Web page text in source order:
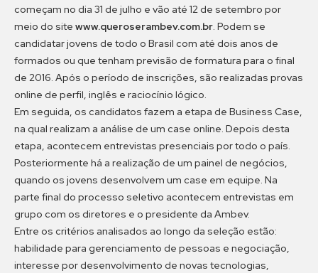
começam no dia 31 de julho e vão até 12 de setembro por
meio do site www.queroserambev.com.br. Podem se
candidatar jovens de todo o Brasil com até dois anos de
formados ou que tenham previsão de formatura para o final
de 2016. Após o período de inscrições, são realizadas provas
online de perfil, inglês e raciocínio lógico.
Em seguida, os candidatos fazem a etapa de Business Case,
na qual realizam a análise de um case online. Depois desta
etapa, acontecem entrevistas presenciais por todo o país.
Posteriormente há a realização de um painel de negócios,
quando os jovens desenvolvem um case em equipe. Na
parte final do processo seletivo acontecem entrevistas em
grupo com os diretores e o presidente da Ambev.
Entre os critérios analisados ao longo da seleção estão:
habilidade para gerenciamento de pessoas e negociação,
interesse por desenvolvimento de novas tecnologias,